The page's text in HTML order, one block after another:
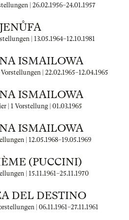
| 26.02.1956–24.01.1957
JENŮFA
| 13.05.1964–12.10.1981
ISMAILOWA
| 22.02.1965–12.04.1965
ISMAILOWA
| 1 Vorstellung | 01.03.1965
ISMAILOWA
| 12.05.1968–19.05.1969
(PUCCINI)
| 15.11.1961–25.11.1970
DEL DESTINO
| 06.11.1961–27.11.1961